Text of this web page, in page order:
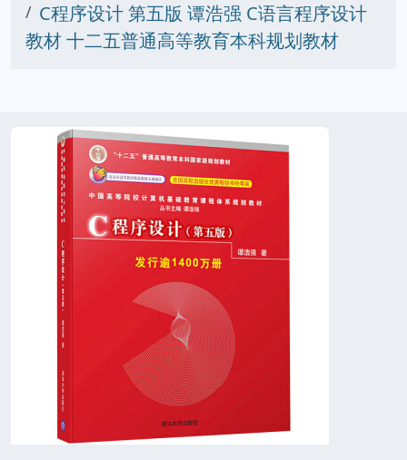
C程序设计 第五版 谭浩强 C语言程序设计
教材 十二五普通高等教育本科规划教材